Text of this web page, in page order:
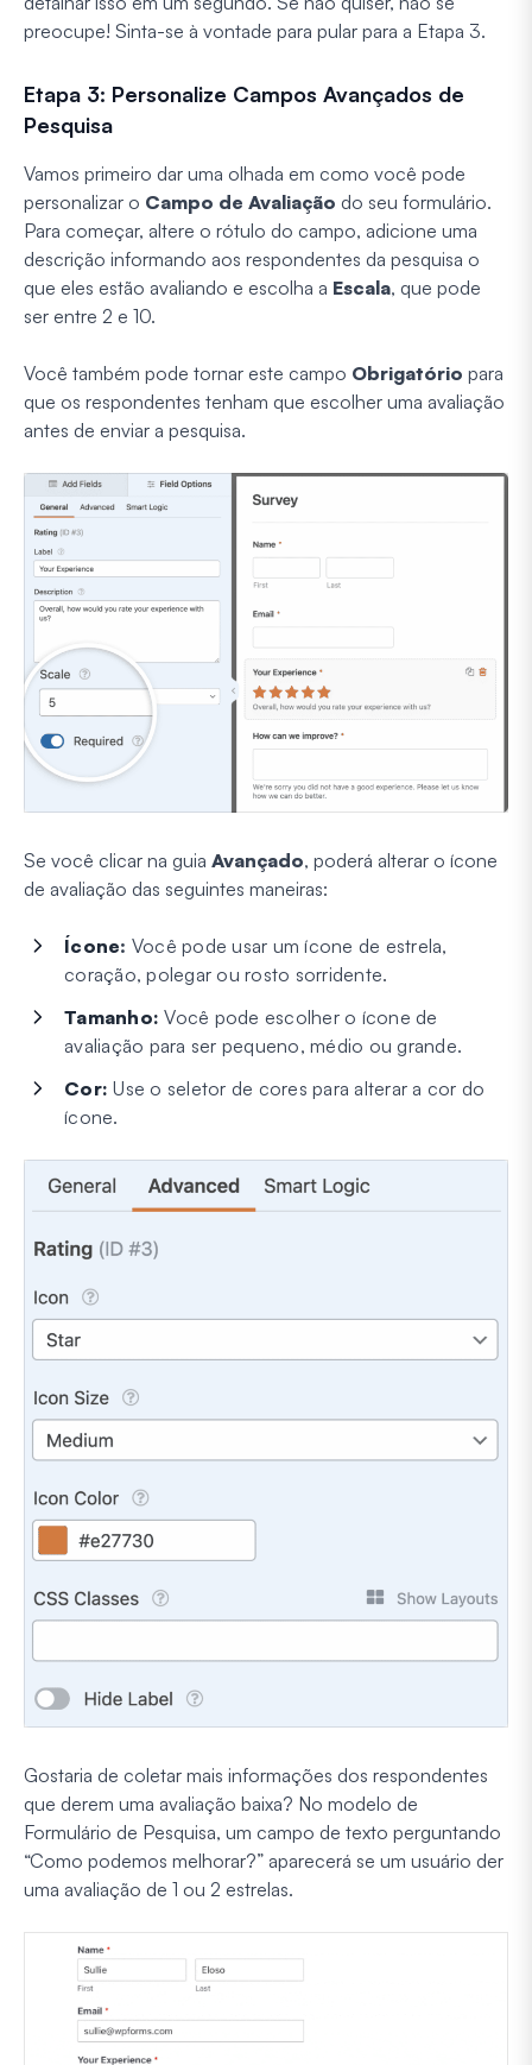
preocupe! Sinta-se à vontade para pular para a Etapa 3.
Etapa 3: Personalize Campos Avançados de
Pesquisa
Vamos primeiro dar uma olhada em como você pode
personalizar o Campo de Avaliação do seu formulário.
Para começar, altere o rótulo do campo, adicione uma
descrição informando aos respondentes da pesquisa o
que eles estão avaliando e escolha a Escala, que pode
ser entre 2 e 10.
Você também pode tornar este campo Obrigatório para
que os respondentes tenham que escolher uma avaliação
antes de enviar a pesquisa.
Se você clicar na guia Avançado, poderá alterar o ícone
de avaliação das seguintes maneiras:
Ícone: Você pode usar um ícone de estrela,
coração, polegar ou rosto sorridente.
Tamanho: Você pode escolher o ícone de
avaliação para ser pequeno, médio ou grande.
Cor: Use o seletor de cores para alterar a cor do
ícone.
Gostaria de coletar mais informações dos respondentes
que derem uma avaliação baixa? No modelo de
Formulário de Pesquisa, um campo de texto perguntando
“Como podemos melhorar?” aparecerá se um usuário der
uma avaliação de 1 ou 2 estrelas.